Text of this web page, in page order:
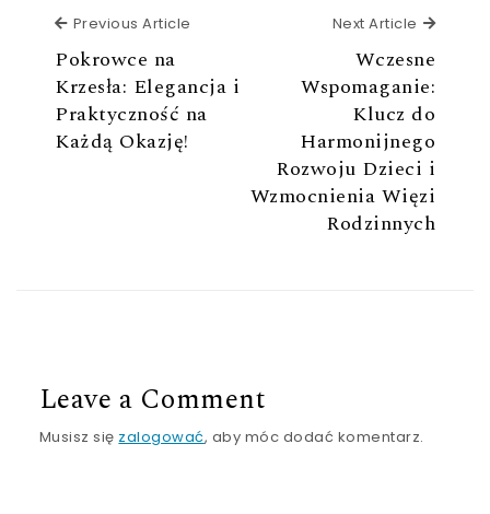
Previous Article
Pokrowce na
Krzesła: Elegancja i
Praktyczność na
Każdą Okazję!
Next Article Next
Wczesne
Wspomaganie:
Klucz do
Harmonijnego
Rozwoju Dzieci i
Wzmocnienia Więzi
Rodzinnych
Leave a Comment
Musisz się zalogować, aby móc dodać komentarz.